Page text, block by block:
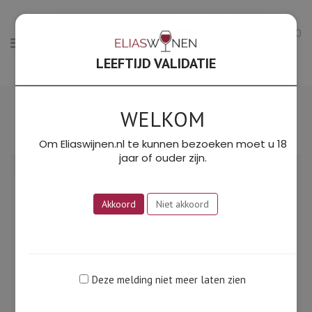
0
laag
Filter
SORTEER OP PRIJS: LAAG NAAR HOOG
LEEFTIJD VALIDATIE
WELKOM
Om Eliaswijnen.nl te kunnen bezoeken moet u 18
jaar of ouder zijn.
Akkoord Niet akkoord
Deze melding niet meer laten zien